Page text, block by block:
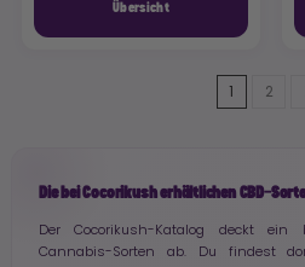
Übersicht
1 2
Die bei Cocorikush erhältlichen CBD-
Der Cocorikush-Katalog deckt ein
Cannabis-Sorten ab. Du findest